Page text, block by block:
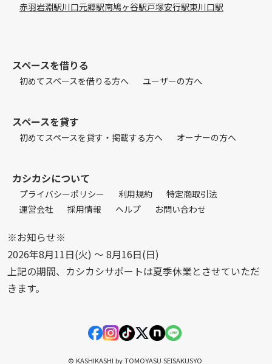
赤羽岩淵駅川口元郷駅南鳩ヶ谷駅戸塚安行駅東川口駅
スペースを借りる
初めてスペースを借りる方へ ユーザーの方へ
スペースを貸す
初めてスペースを貸す・掲載する方へ オーナーの方へ
カシカシについて
プライバシーポリシー 利用規約
特定商取引法
運営会社
採用情報 ヘルプ お問い合わせ
※お知らせ※
2026年8月11日(火) 〜 8月16日(日)
上記の期間、カシカシサポートは夏季休業とさせていただ
きます。
© KASHIKASHI by TOMOYASU SEISAKUSYO